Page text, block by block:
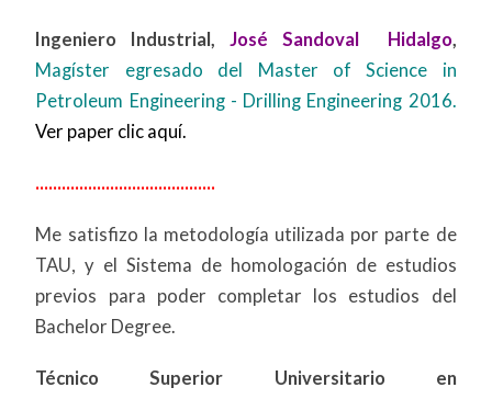
Ingeniero Industrial,José Sandoval Hidalgo,
Magíster egresado del Master of Science in
Petroleum Engineering - Drilling Engineering 2016.
Ver paper clic aquí.
.........................................
Me satisfizo la metodología utilizada por parte de
TAU, y el Sistema de homologación de estudios
previos para poder completar los estudios del
Bachelor Degree.
Técnico Superior Universitario en